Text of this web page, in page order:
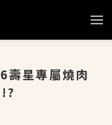
壽星專屬燒肉